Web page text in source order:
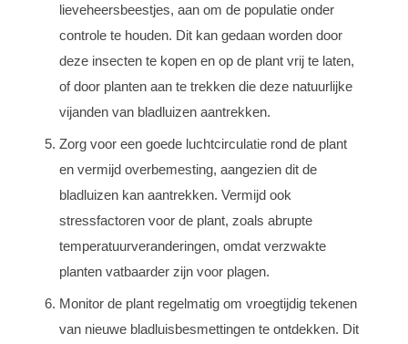
lieveheersbeestjes, aan om de populatie onder
controle te houden. Dit kan gedaan worden door
deze insecten te kopen en op de plant vrij te laten,
of door planten aan te trekken die deze natuurlijke
vijanden van bladluizen aantrekken.
Zorg voor een goede luchtcirculatie rond de plant
en vermijd overbemesting, aangezien dit de
bladluizen kan aantrekken. Vermijd ook
stressfactoren voor de plant, zoals abrupte
temperatuurveranderingen, omdat verzwakte
planten vatbaarder zijn voor plagen.
Monitor de plant regelmatig om vroegtijdig tekenen
van nieuwe bladluisbesmettingen te ontdekken. Dit